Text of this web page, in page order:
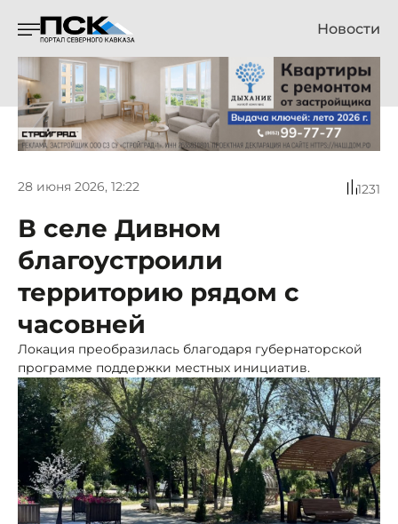
Новости
28 июня 2026, 12:22 1231
В селе Дивном
благоустроили
территорию рядом с
часовней
Локация преобразилась благодаря губернаторской
программе поддержки местных инициатив.